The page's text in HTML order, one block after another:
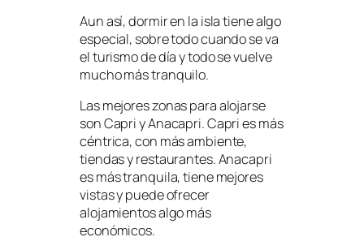
Aun así, dormir en la isla tiene algo
especial, sobre todo cuando se va
el turismo de día y todo se vuelve
mucho más tranquilo.
Las mejores zonas para alojarse
son Capri y Anacapri. Capri es más
céntrica, con más ambiente,
tiendas y restaurantes. Anacapri
es más tranquila, tiene mejores
vistas y puede ofrecer
alojamientos algo más
económicos.